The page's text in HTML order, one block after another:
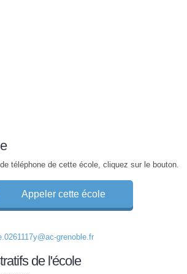
téléphone de cette école, cliquez sur le bouton.
Appeler cette école
grenoble.fr
de l'école